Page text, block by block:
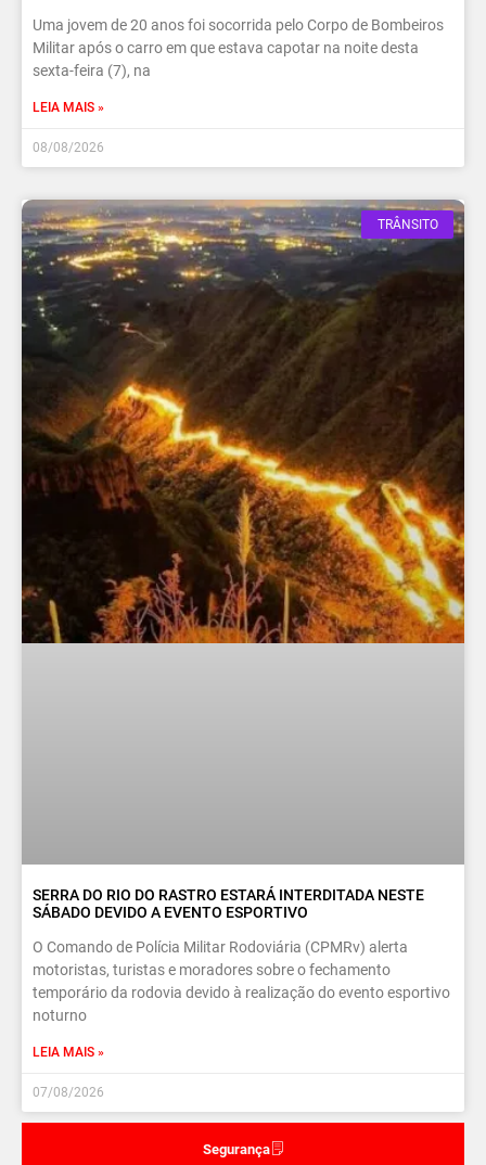
Segurança
Uma jovem de 20 anos foi socorrida pelo Corpo de Bombeiros
Militar após o carro em que estava capotar na noite desta
sexta-feira (7), na
LEIA MAIS »
08/08/2026
TRÂNSITO
SERRA DO RIO DO RASTRO ESTARÁ INTERDITADA NESTE
SÁBADO DEVIDO A EVENTO ESPORTIVO
O Comando de Polícia Militar Rodoviária (CPMRv) alerta
motoristas, turistas e moradores sobre o fechamento
temporário da rodovia devido à realização do evento esportivo
noturno
LEIA MAIS »
07/08/2026